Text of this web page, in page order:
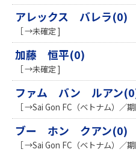
アレックス バレラ(0)
［ →未確定 ]
加藤 恒平(0)
［ →未確定 ]
ファム バン ルアン
［ →Sai Gon FC（ベトナム）／
ブー ホン クアン(0)
［ →Sai Gon FC（ベトナム）／